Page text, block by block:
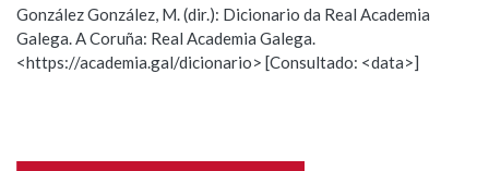
Na fraseoloxía
OUTRAS OPCIÓNS DE BUSCA
Observación Hai un erro na palabra
Propoño mellorar a definición
González González, M. (dir.): Dicionario da Real Academia
Galega. A Coruña: Real Academia Galega.
<https://academia.gal/dicionario> [Consultado: <data>]